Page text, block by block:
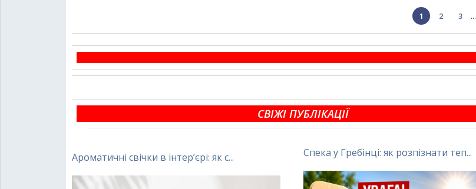
1 2 3 ...
СВІЖІ ПУБЛІКАЦІЇ
Ароматичні свічки в інтер’єрі: як с... Спека у Гребінці: як розпізнати теп...